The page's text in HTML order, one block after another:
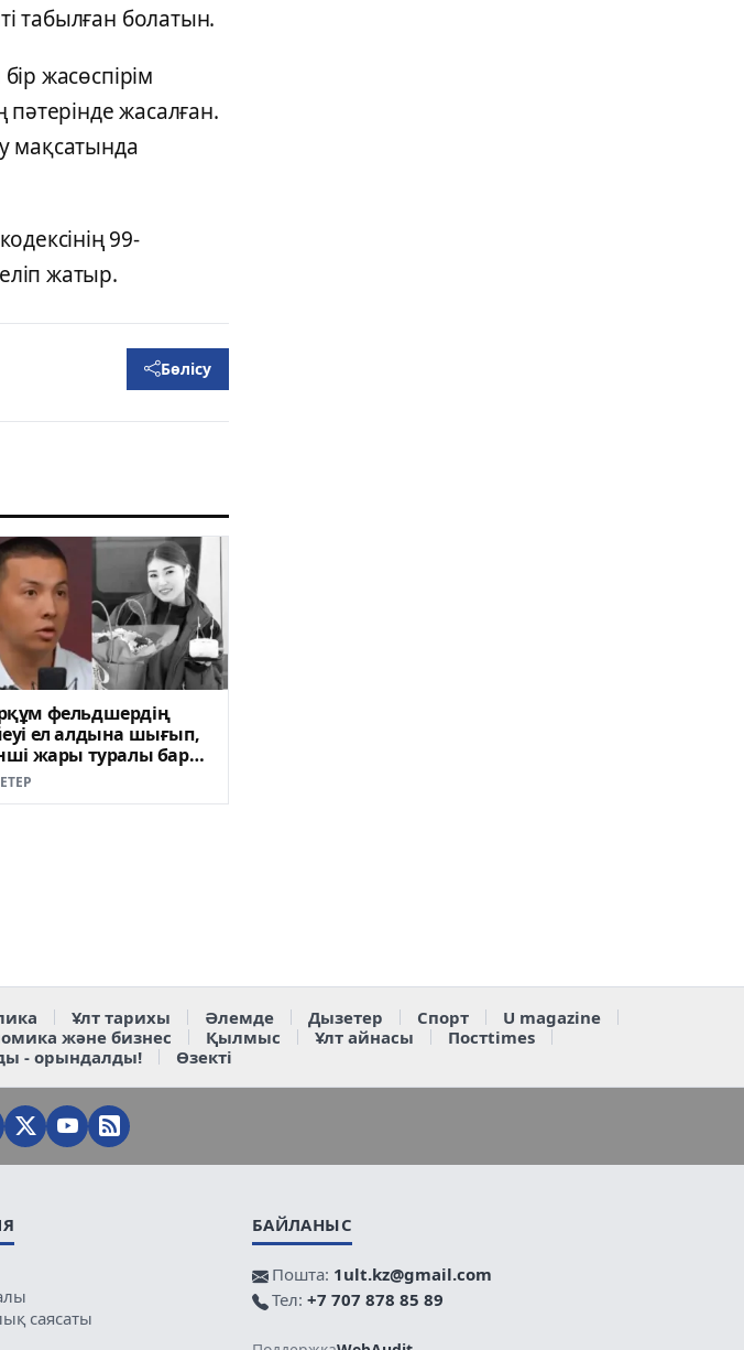
табылған болатын.
жасөспірім
жасалған.
мақсатында
99-
жатыр.
Бөлісу
фельдшердің
ел алдына шығып,
жары туралы бар
айтты (ВИДЕО)
Ұлт тарихы Әлемде Дызетер Спорт
U magazine
және бизнес Қылмыс Ұлт айнасы
Постtimes
- орындалды! Өзекті
саясаты
БАЙЛАНЫС
Пошта: 1ult.kz@gmail.com
Тел: +7 707 878 85 89